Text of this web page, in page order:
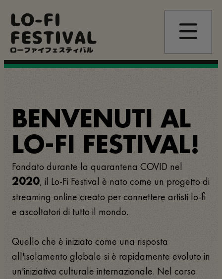
contenuto
principale
LO-FI
FESTIVAL
ローファイフェスティバル
BENVENUTI AL
LO-FI FESTIVAL!
Fondato durante la quarantena COVID nel
2020, il Lo-Fi Festival è nato come un progetto di
streaming online creato per connettere artisti lo-fi
e ascoltatori di tutto il mondo.
Quello che è iniziato come una risposta
all'isolamento globale si è rapidamente evoluto in
un'iniziativa culturale internazionale. Nel corso